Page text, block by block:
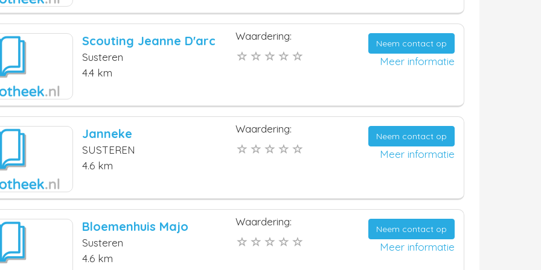
Scouting Jeanne D'arc
Susteren
4.4 km
Waardering:
Neem contact op
Meer informatie
Janneke
SUSTEREN
4.6 km
Waardering:
Neem contact op
Meer informatie
Bloemenhuis Majo
Susteren
4.6 km
Waardering:
Neem contact op
Meer informatie